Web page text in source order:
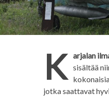
K arjalan
sisältää
jotka saattavat